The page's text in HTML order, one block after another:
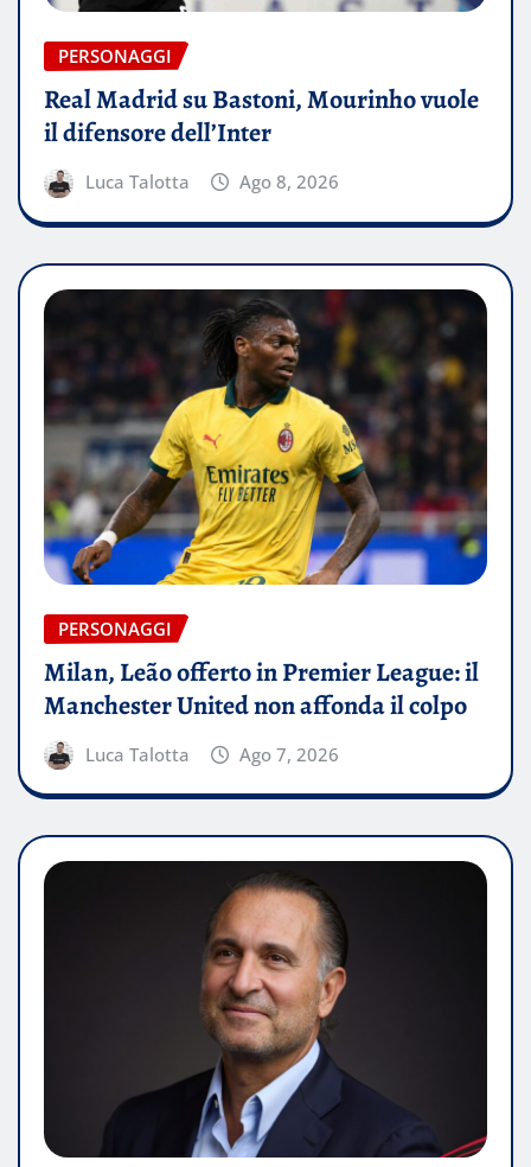
PERSONAGGI
Real Madrid su Bastoni, Mourinho vuole
il difensore dell’Inter
Luca Talotta Ago 8, 2026
PERSONAGGI
Milan, Leão offerto in Premier League: il
Manchester United non affonda il colpo
Luca Talotta Ago 7, 2026